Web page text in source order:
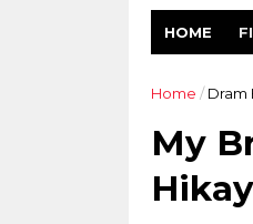
HOME
Home / Dram
My